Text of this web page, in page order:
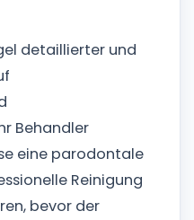
detaillierter und
Behandler
eine parodontale
Reinigung
bevor der